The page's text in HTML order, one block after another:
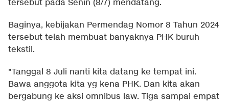
tersebut pada Senin (8/7) mendatang.
Baginya, kebijakan Permendag Nomor 8 Tahun 2024
tersebut telah membuat banyaknya PHK buruh
tekstil.
"Tanggal 8 Juli nanti kita datang ke tempat ini.
Bawa anggota kita yg kena PHK. Dan kita akan
bergabung ke aksi omnibus law. Tiga sampai empat